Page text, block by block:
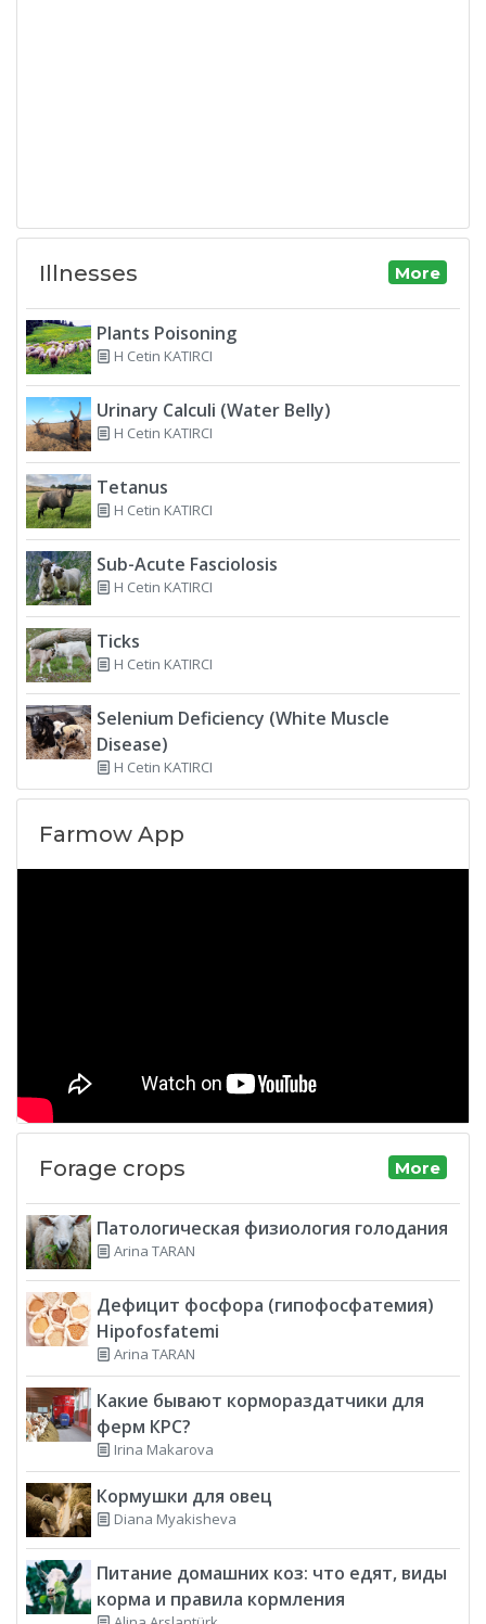
Illnesses More
Plants Poisoning
H Cetin KATIRCI
Urinary Calculi (Water Belly)
H Cetin KATIRCI
Tetanus
H Cetin KATIRCI
Sub-Acute Fasciolosis
H Cetin KATIRCI
Ticks
H Cetin KATIRCI
Selenium Deficiency (White Muscle
Disease)
H Cetin KATIRCI
Farmow App
Forage crops More
Патологическая физиология голодания
Arina TARAN
Дефицит фосфора (гипофосфатемия)
Hipofosfatemi
Arina TARAN
Какие бывают кормораздатчики для
ферм КРС?
Irina Makarova
Кормушки для овец
Diana Myakisheva
Питание домашних коз: что едят, виды
корма и правила кормления